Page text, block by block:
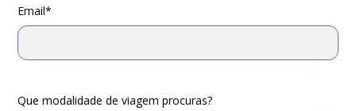
Email*
Que modalidade de viagem procuras?